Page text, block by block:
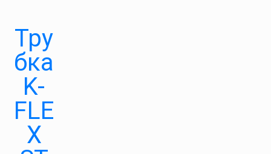
Тру
бка
K-
FLE
X